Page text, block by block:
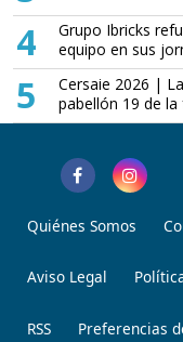
4
Grupo Ibricks
equipo en sus
5
Cersaie 2026 |
pabellón 19 de
Quiénes Somos
Aviso Legal
RSS Preferencias